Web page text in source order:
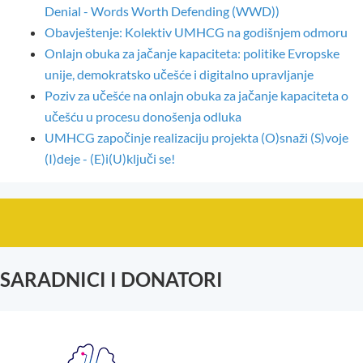
Denial - Words Worth Defending (WWD))
Obavještenje: Kolektiv UMHCG na godišnjem odmoru
Onlajn obuka za jačanje kapaciteta: politike Evropske
unije, demokratsko učešće i digitalno upravljanje
Poziv za učešće na onlajn obuka za jačanje kapaciteta o
učešću u procesu donošenja odluka
UMHCG započinje realizaciju projekta (O)snaži (S)voje
(I)deje - (E)i(U)ključi se!
SARADNICI I DONATORI